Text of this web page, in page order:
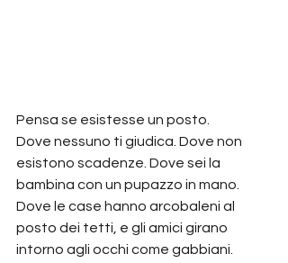
Pensa se esistesse un posto.
Dove nessuno ti giudica. Dove non
esistono scadenze. Dove sei la
bambina con un pupazzo in mano.
Dove le case hanno arcobaleni al
posto dei tetti, e gli amici girano
intorno agli occhi come gabbiani.